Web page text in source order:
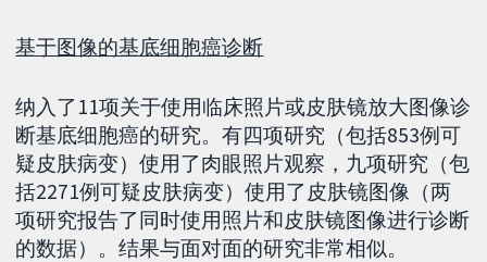
基于图像的基底细胞癌诊断
纳入了11项关于使用临床照片或皮肤镜放大图像诊
断基底细胞癌的研究。有四项研究（包括853例可
疑皮肤病变）使用了肉眼照片观察，九项研究（包
括2271例可疑皮肤病变）使用了皮肤镜图像（两
项研究报告了同时使用照片和皮肤镜图像进行诊断
的数据）。结果与面对面的研究非常相似。